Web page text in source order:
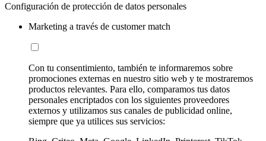
Configuración de protección de datos personales
Marketing a través de customer match
Con tu consentimiento, también te informaremos sobre
promociones externas en nuestro sitio web y te mostraremos
productos relevantes. Para ello, comparamos tus datos
personales encriptados con los siguientes proveedores
externos y utilizamos sus canales de publicidad online,
siempre que ya utilices sus servicios: